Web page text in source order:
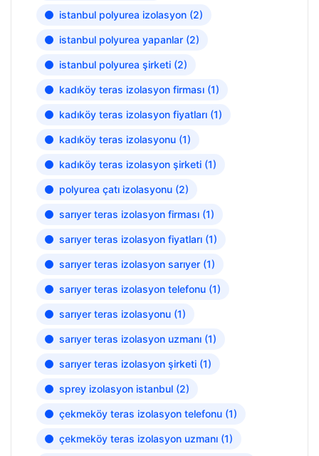
istanbul polyurea izolasyon (2)
istanbul polyurea yapanlar (2)
istanbul polyurea şirketi (2)
kadıköy teras izolasyon firması (1)
kadıköy teras izolasyon fiyatları (1)
kadıköy teras izolasyonu (1)
kadıköy teras izolasyon şirketi (1)
polyurea çatı izolasyonu (2)
sarıyer teras izolasyon firması (1)
sarıyer teras izolasyon fiyatları (1)
sarıyer teras izolasyon sarıyer (1)
sarıyer teras izolasyon telefonu (1)
sarıyer teras izolasyonu (1)
sarıyer teras izolasyon uzmanı (1)
sarıyer teras izolasyon şirketi (1)
sprey izolasyon istanbul (2)
çekmeköy teras izolasyon telefonu (1)
çekmeköy teras izolasyon uzmanı (1)